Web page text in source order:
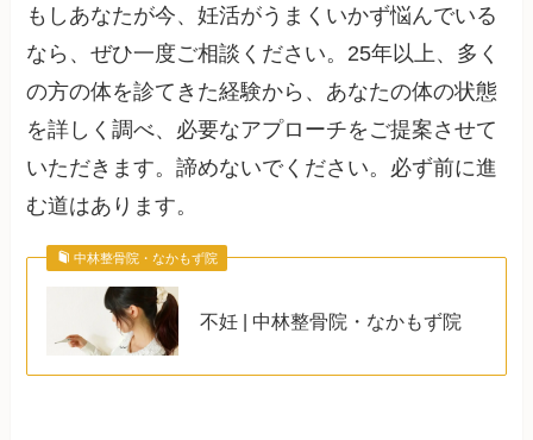
もしあなたが今、妊活がうまくいかず悩んでいる
なら、ぜひ一度ご相談ください。25年以上、多く
の方の体を診てきた経験から、あなたの体の状態
を詳しく調べ、必要なアプローチをご提案させて
いただきます。諦めないでください。必ず前に進
む道はあります。
中林整骨院・なかもず院
不妊 | 中林整骨院・なかもず院